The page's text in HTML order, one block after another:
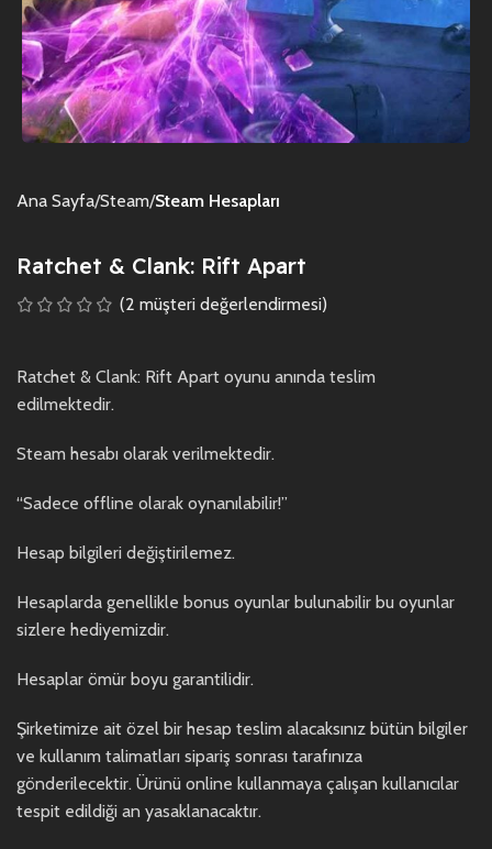
Ana Sayfa Steam Steam Hesapları
Ratchet & Clank: Rift Apart
(2 müşteri değerlendirmesi)
Ratchet & Clank: Rift Apart oyunu anında teslim
edilmektedir.
Steam hesabı olarak verilmektedir.
“Sadece offline olarak oynanılabilir!”
Hesap bilgileri değiştirilemez.
Hesaplarda genellikle bonus oyunlar bulunabilir bu oyunlar
sizlere hediyemizdir.
Hesaplar ömür boyu garantilidir.
Şirketimize ait özel bir hesap teslim alacaksınız bütün bilgiler
ve kullanım talimatları sipariş sonrası tarafınıza
gönderilecektir. Ürünü online kullanmaya çalışan kullanıcılar
tespit edildiği an yasaklanacaktır.